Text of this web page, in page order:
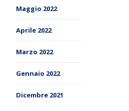
Maggio 2022
Aprile 2022
Marzo 2022
Gennaio 2022
Dicembre 2021